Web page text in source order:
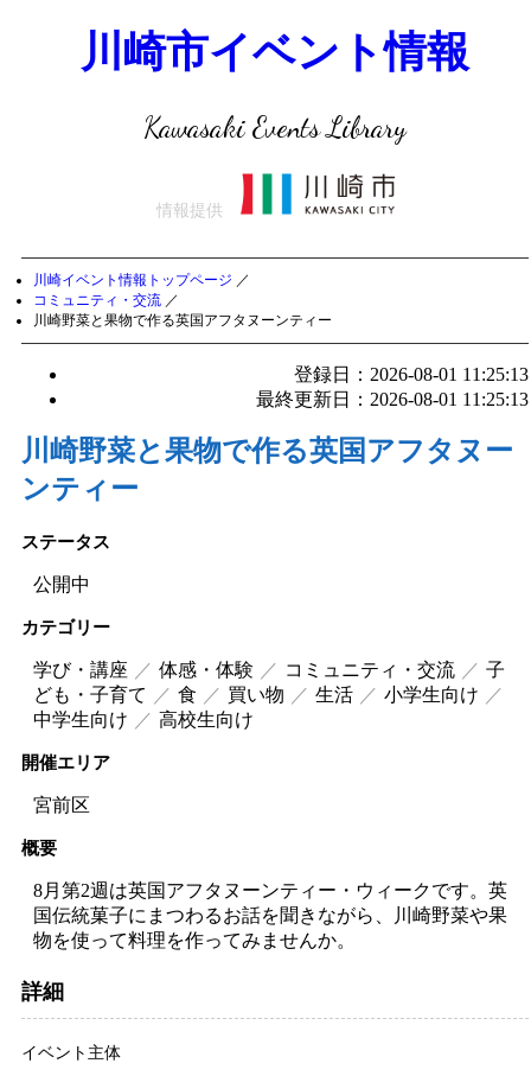
川崎市イベント情報
Kawasaki Events Library
情報提供
川崎イベント情報トップページ ／
コミュニティ・交流 ／
川崎野菜と果物で作る英国アフタヌーンティー
登録日：2026-08-01 11:25:13
最終更新日：2026-08-01 11:25:13
川崎野菜と果物で作る英国アフタヌー
ンティー
ステータス
公開中
カテゴリー
学び・講座 体感・体験 コミュニティ・交流
子
ども・子育て
食 買い物 生活
小学生向け
中学生向け
高校生向け
開催エリア
宮前区
概要
8月第2週は英国アフタヌーンティー・ウィークです。英
国伝統菓子にまつわるお話を聞きながら、川崎野菜や果
物を使って料理を作ってみませんか。
詳細
イベント主体